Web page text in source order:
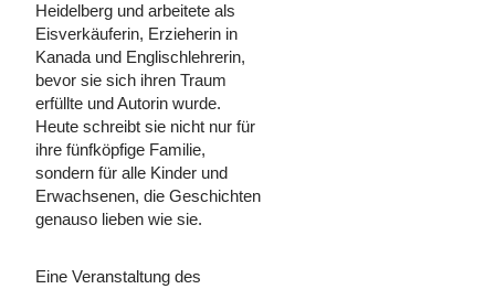
Heidelberg und arbeitete als
Eisverkäuferin, Erzieherin in
Kanada und Englischlehrerin,
bevor sie sich ihren Traum
erfüllte und Autorin wurde.
Heute schreibt sie nicht nur für
ihre fünfköpfige Familie,
sondern für alle Kinder und
Erwachsenen, die Geschichten
genauso lieben wie sie.
Eine Veranstaltung des